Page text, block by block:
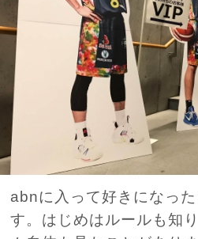
abnに入って好きになっ
す。はじめはルールも知